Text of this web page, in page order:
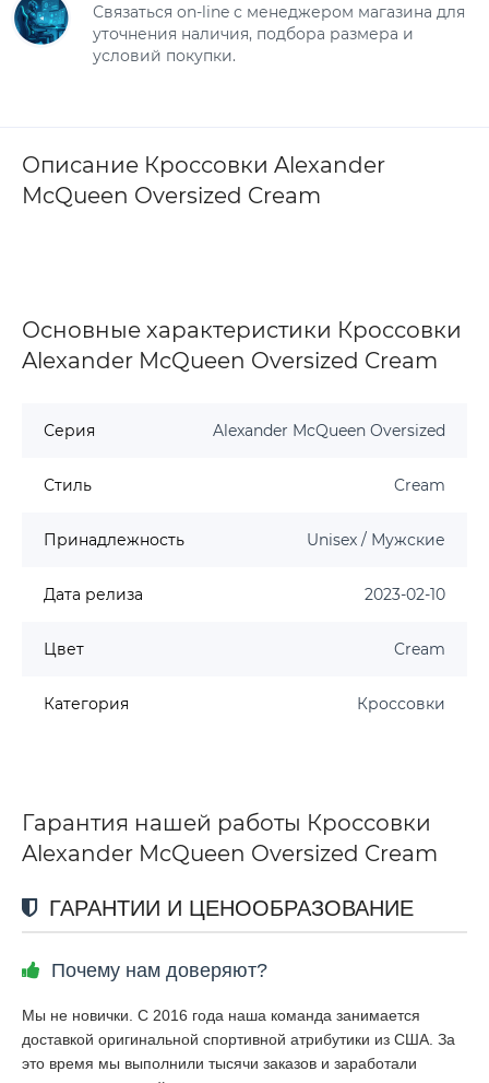
Связаться on-line с менеджером магазина для
уточнения наличия, подбора размера и
условий покупки.
Описание Кроссовки Alexander
McQueen Oversized Cream
Основные характеристики Кроссовки
Alexander McQueen Oversized Cream
Серия Alexander McQueen Oversized
Стиль Cream
Принадлежность Unisex / Мужские
Дата релиза 2023-02-10
Цвет Cream
Категория Кроссовки
Гарантия нашей работы Кроссовки
Alexander McQueen Oversized Cream
ГАРАНТИИ И ЦЕНООБРАЗОВАНИЕ
Почему нам доверяют?
Мы не новички. С 2016 года наша команда занимается
доставкой оригинальной спортивной атрибутики из США. За
это время мы выполнили тысячи заказов и заработали